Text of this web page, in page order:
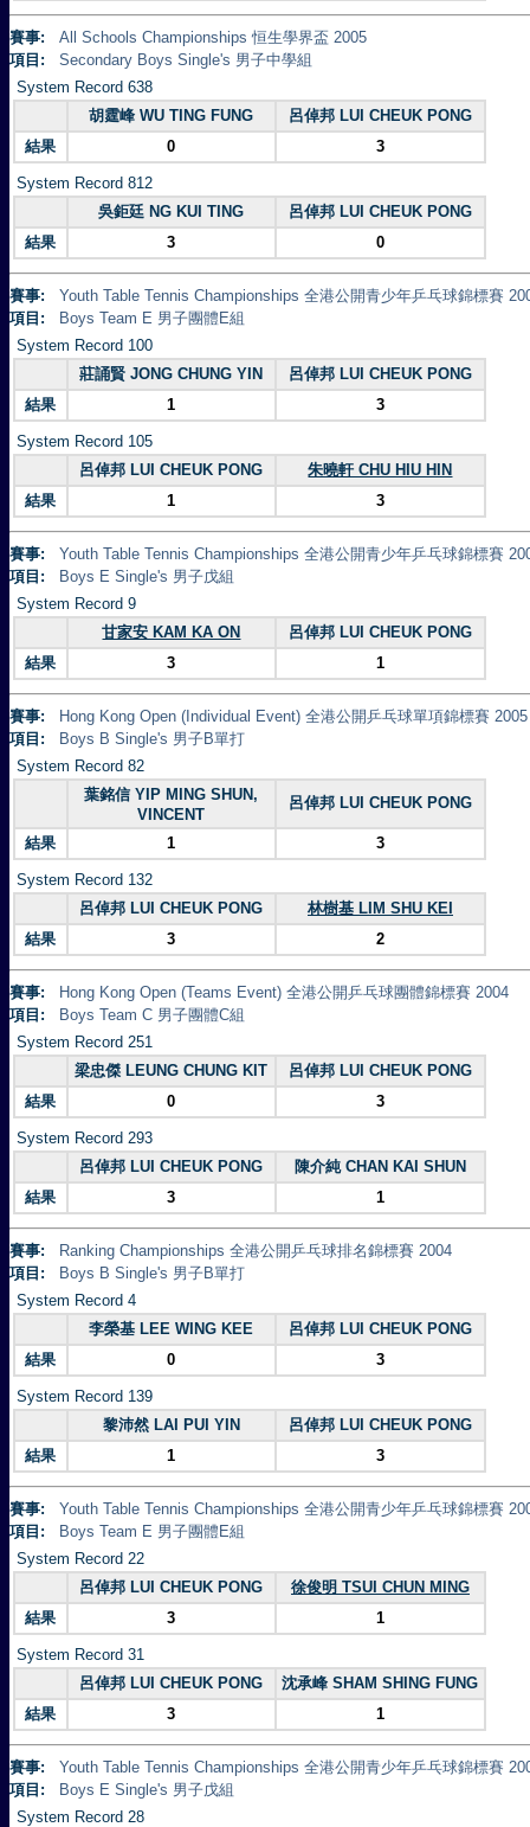
賽事:
All Schools Championships 恒生學界盃 2005
項目:
Secondary Boys Single's 男子中學組
System Record 638
胡霆峰 WU TING FUNG
呂倬邦 LUI CHEUK PONG
結果
0 3
System Record 812
吳鉅廷 NG KUI TING
呂倬邦 LUI CHEUK PONG
結果
3 0
賽事:
Youth Table Tennis Championships 全港公開青少年乒乓球錦標賽
項目:
Boys Team E 男子團體E組
System Record 100
莊誦賢 JONG CHUNG YIN
呂倬邦 LUI CHEUK PONG
結果
1 3
System Record 105
呂倬邦 LUI CHEUK PONG
朱曉軒 CHU HIU HIN
結果
1 3
賽事:
Youth Table Tennis Championships 全港公開青少年乒乓球錦標賽
項目:
Boys E Single's 男子戊組
System Record 9
甘家安 KAM KA ON
呂倬邦 LUI CHEUK PONG
結果
3 1
賽事:
Hong Kong Open (Individual Event) 全港公開乒乓球單項錦標賽 2005
項目:
Boys B Single's 男子B單打
System Record 82
葉銘信 YIP MING SHUN,
VINCENT
呂倬邦 LUI CHEUK PONG
結果 1 3
System Record 132
呂倬邦 LUI CHEUK PONG
林樹基 LIM SHU KEI
結果
3 2
賽事:
Hong Kong Open (Teams Event) 全港公開乒乓球團體錦標賽 2004
項目:
Boys Team C 男子團體C組
System Record 251
梁忠傑 LEUNG CHUNG KIT
呂倬邦 LUI CHEUK PONG
結果
0 3
System Record 293
呂倬邦 LUI CHEUK PONG
陳介純 CHAN KAI SHUN
結果
3 1
賽事:
Ranking Championships 全港公開乒乓球排名錦標賽 2004
項目:
Boys B Single's 男子B單打
System Record 4
李榮基 LEE WING KEE
呂倬邦 LUI CHEUK PONG
結果
0 3
System Record 139
黎沛然 LAI PUI YIN
呂倬邦 LUI CHEUK PONG
結果
1 3
賽事:
Youth Table Tennis Championships 全港公開青少年乒乓球錦標賽
項目:
Boys Team E 男子團體E組
System Record 22
呂倬邦 LUI CHEUK PONG
徐俊明 TSUI CHUN MING
結果
3 1
System Record 31
呂倬邦 LUI CHEUK PONG
沈承峰 SHAM SHING FUNG
結果
3 1
賽事:
Youth Table Tennis Championships 全港公開青少年乒乓球錦標賽
項目:
Boys E Single's 男子戊組
System Record 28